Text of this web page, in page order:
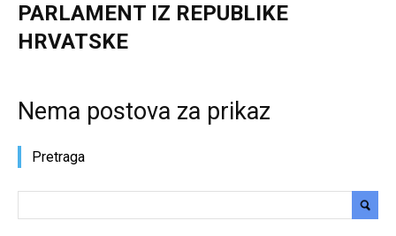
PARLAMENT IZ REPUBLIKE
HRVATSKE
Nema postova za prikaz
Pretraga